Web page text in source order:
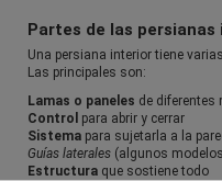
Partes de las
Una persiana interior tiene
Las principales son:
Lamas o paneles de diferentes
Control para abrir y cerrar
Sistema para sujetarla a la
Guías laterales (algunos
Estructura que sostiene todo